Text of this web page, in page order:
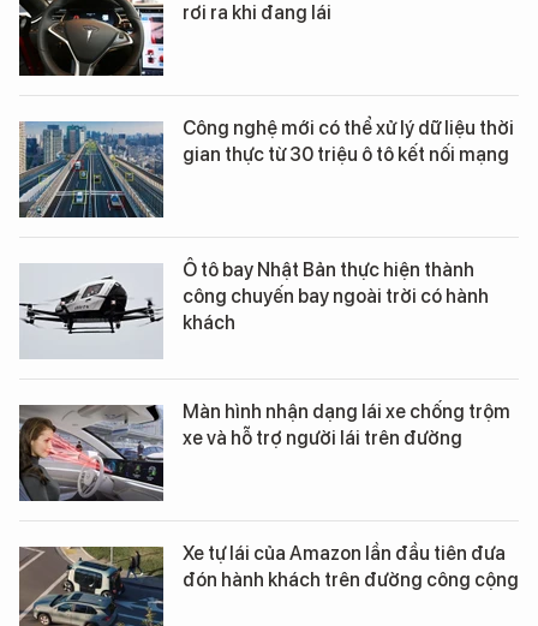
rơi ra khi đang lái
Công nghệ mới có thể xử lý dữ liệu thời
gian thực từ 30 triệu ô tô kết nối mạng
Ô tô bay Nhật Bản thực hiện thành
công chuyến bay ngoài trời có hành
khách
Màn hình nhận dạng lái xe chống trộm
xe và hỗ trợ người lái trên đường
Xe tự lái của Amazon lần đầu tiên đưa
đón hành khách trên đường công cộng